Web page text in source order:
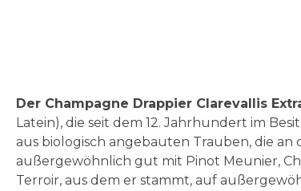
springen
Der Champagne Drappier Clarevallis
Latein), die seit dem 12. Jahrhundert im
aus biologisch angebauten Trauben, die
außergewöhnlich gut mit Pinot Meunier,
Terroir, aus dem er stammt, auf